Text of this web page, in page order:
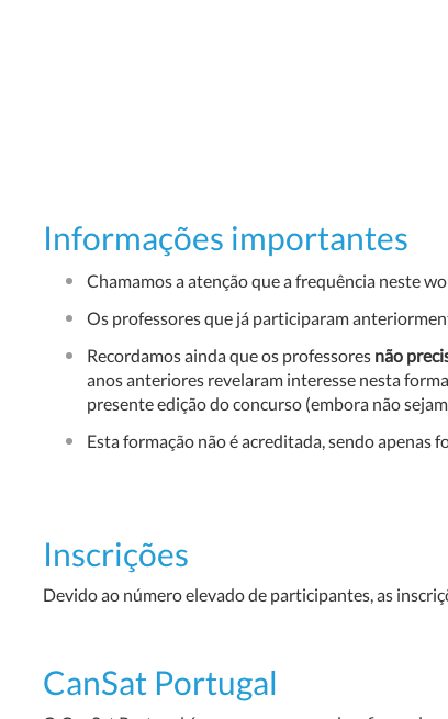
Informações importantes
Chamamos a atenção que a frequência neste
Os professores que já participaram
Recordamos ainda que os professores não
anos anteriores revelaram interesse nesta
presente edição do concurso (embora não
Esta formação não é acreditada, sendo apenas
Inscrições
Devido ao número elevado de participantes, as
CanSat Portugal